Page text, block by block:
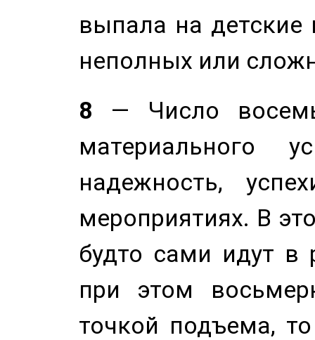
выпала на детские
неполных или
8 — Число
материального
надежность,
мероприятиях. В
будто сами идут в
при этом
точкой подъема,